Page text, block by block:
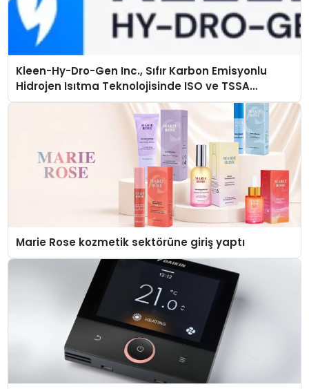
Kleen-Hy-Dro-Gen Inc., Sıfır Karbon Emisyonlu
Hidrojen Isıtma Teknolojisinde ISO ve TSSA
Düzenleyici Onaylarını Aldı
Marie Rose kozmetik sektörüne giriş yaptı